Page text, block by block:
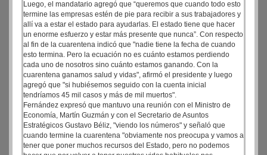
Luego, el mandatario agregó que “queremos que cuando todo esto
termine las empresas estén de pie para recibir a sus trabajadores y
allí va a estar el estado para ayudarlas. El estado tiene que hacer
un enorme esfuerzo y estar más presente que nunca”. Con respecto
al fin de la cuarentena indicó que "nadie tiene la fecha de cuando
esto termina. Pero la ecuación no es cuánto estamos perdiendo
cada uno de nosotros sino cuánto estamos ganando. Con la
cuarentena ganamos salud y vidas", afirmó el presidente y luego
agregó que "si hubiésemos seguido con la cuenta inicial
tendríamos 45 mil casos y más de mil muertos".
Fernández expresó que mantuvo una reunión con el Ministro de
Economía, Martín Guzmán y con el Secretario de Asuntos
Estratégicos Gustavo Béliz, "viendo los números" y señaló que
cuando termine la cuarentena "obviamente nos preocupa y vamos a
tener que poner muchos recursos del Estado, pero no podemos